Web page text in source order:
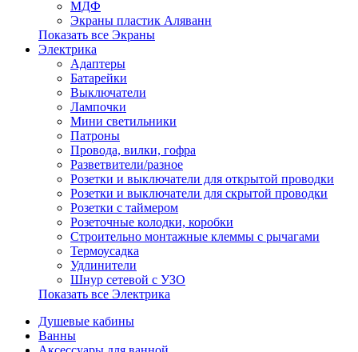
МДФ
Экраны пластик Аляванн
Показать все Экраны
Электрика
Адаптеры
Батарейки
Выключатели
Лампочки
Мини светильники
Патроны
Провода, вилки, гофра
Разветвители/разное
Розетки и выключатели для открытой проводки
Розетки и выключатели для скрытой проводки
Розетки с таймером
Розеточные колодки, коробки
Строительно монтажные клеммы с рычагами
Термоусадка
Удлинители
Шнур сетевой с УЗО
Показать все Электрика
Душевые кабины
Ванны